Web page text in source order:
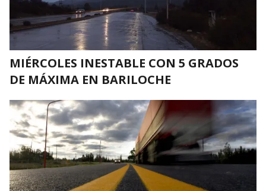
MIÉRCOLES INESTABLE CON 5 GRADOS
DE MÁXIMA EN BARILOCHE